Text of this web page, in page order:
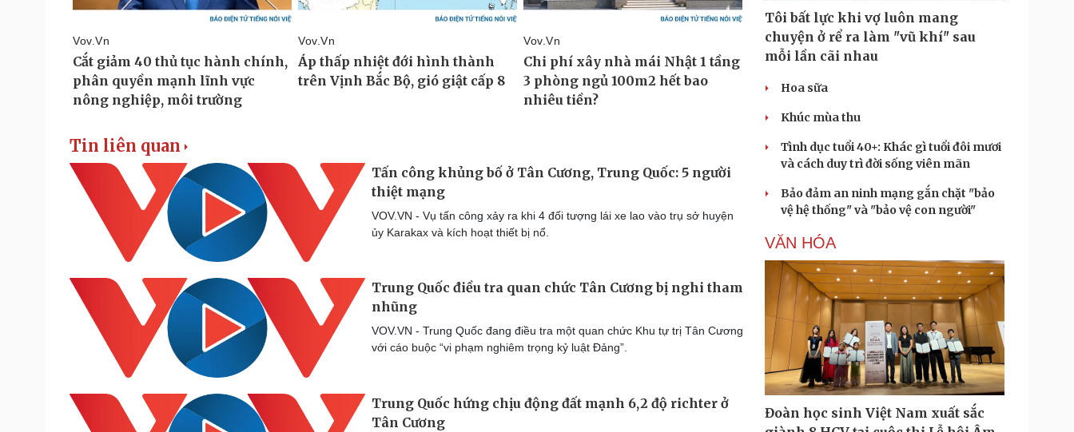
Tin liên quan
Tấn công khủng bố ở Tân Cương, Trung Quốc: 5 người
thiệt mạng
VOV.VN - Vụ tấn công xảy ra khi 4 đối tượng lái xe lao vào trụ sở huyện
ủy Karakax và kích hoạt thiết bị nổ.
Trung Quốc điều tra quan chức Tân Cương bị nghi tham
nhũng
VOV.VN - Trung Quốc đang điều tra một quan chức Khu tự trị Tân Cương
với cáo buộc “vi phạm nghiêm trọng kỷ luật Đảng”.
Trung Quốc hứng chịu động đất mạnh 6,2 độ richter ở
Tân Cương
Tôi bất lực khi vợ luôn mang
chuyện ở rể ra làm "vũ khí" sau
mỗi lần cãi nhau
Hoa sữa
Khúc mùa thu
Tình dục tuổi 40+: Khác gì tuổi đôi mươi
và cách duy trì đời sống viên mãn
Bảo đảm an ninh mạng gắn chặt "bảo
vệ hệ thống" và "bảo vệ con người"
VĂN HÓA
Đoàn học sinh Việt Nam xuất sắc